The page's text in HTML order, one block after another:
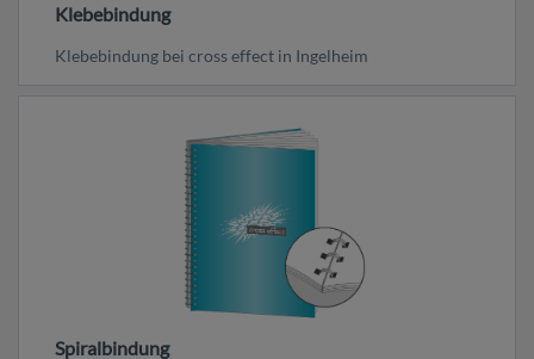
Klebebindung
Klebebindung bei cross effect in Ingelheim
Spiralbindung